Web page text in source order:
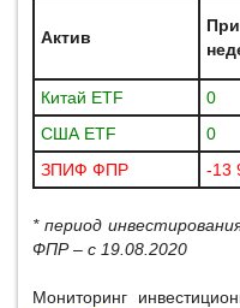
Актив
Китай ETF
0
США ETF
0
ЗПИФ ФПР
-13
* период
ФПР – с 19.08.2020
Мониторинг